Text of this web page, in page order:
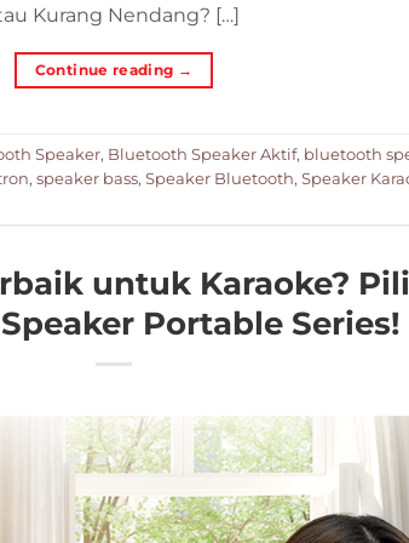
Kurang Nendang? […]
Continue reading →
Speaker, Bluetooth Speaker Aktif, bluetooth
, speaker bass, Speaker Bluetooth, Speaker
untuk Karaoke?
Portable Series!